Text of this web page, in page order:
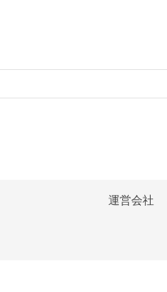
運営会社